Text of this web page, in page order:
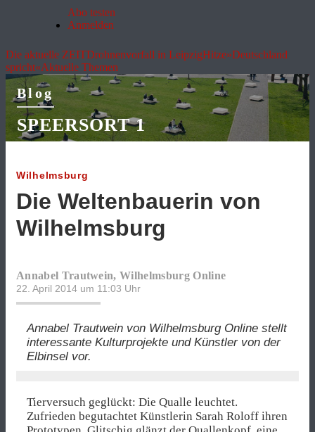
Abo testen
Anmelden
Die aktuelle ZEITDrohnenvorfall in LeipzigHitze»Deutschland
spricht«Aktuelle Themen
Blog
SPEERSORT 1
Wilhelmsburg
Die Weltenbauerin von
Wilhelmsburg
Annabel Trautwein, Wilhelmsburg Online
22. April 2014 um 11:03 Uhr
Annabel Trautwein von Wilhelmsburg Online stellt
interessante Kulturprojekte und Künstler von der
Elbinsel vor.
Tierversuch geglückt: Die Qualle leuchtet.
Zufrieden begutachtet Künstlerin Sarah Roloff ihren